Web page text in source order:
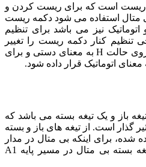
ریست است که برای ریست کردن و
متال استفاده می شود دکمه ریست
نیز می باشد برای تنظیم
تنظیم کنار دکمه ریست را تغییر
داد، که برای حالت دستی باید روی حالت H به معنای دستی و برای
باز و یک تیغه بسته می باشد که
گذار است. از تیغه های باز و بسته
شده، برای اینکه بی متال در مدار
فرمان قرار بگیرد کافیست تیغه بسته بی متال در مسیر پایه A1